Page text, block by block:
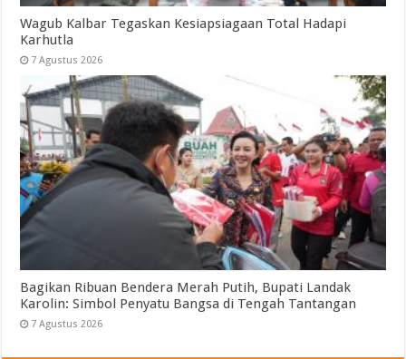
Wagub Kalbar Tegaskan Kesiapsiagaan Total Hadapi
Karhutla
7 Agustus 2026
Bagikan Ribuan Bendera Merah Putih, Bupati Landak
Karolin: Simbol Penyatu Bangsa di Tengah Tantangan
7 Agustus 2026